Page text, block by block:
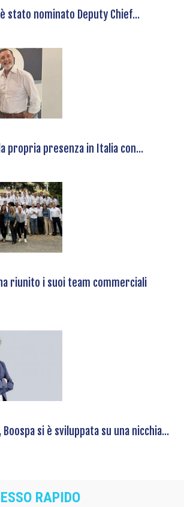
stato nominato Deputy Chief...
propria presenza in Italia con...
riunito i suoi team commerciali
Boospa si è sviluppata su una nicchia...
RAPIDO